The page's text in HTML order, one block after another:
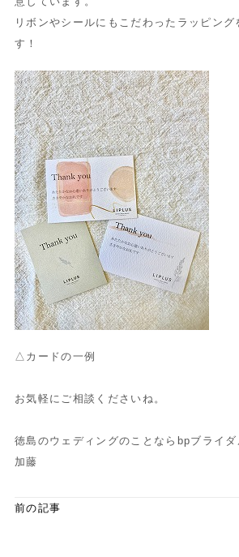
リボンやシールにもこだわったラッピング
す！
△カードの一例
お気軽にご相談くださいね。
徳島のウェディングのことならbpブライ
加藤
前の記事